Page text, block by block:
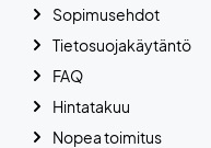
Sopimusehdot
Tietosuojakäytäntö
FAQ
Hintatakuu
Nopea toimitus